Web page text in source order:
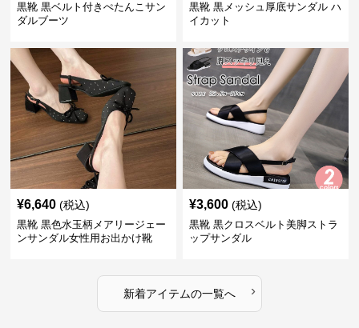
黒靴 黒ベルト付きぺたんこサン
ダルブーツ
黒靴 黒メッシュ厚底サンダル ハ
イカット
¥6,640 (税込)
黒靴 黒色水玉柄メアリージェー
ンサンダル女性用お出かけ靴
¥3,600 (税込)
黒靴 黒クロスベルト美脚ストラ
ップサンダル
新着アイテムの一覧へ ›